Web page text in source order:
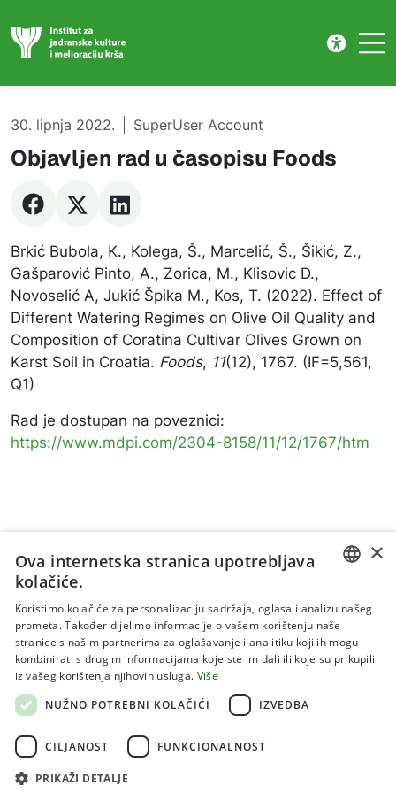
30. lipnja 2022. SuperUser Account
Objavljen rad u časopisu Foods
Brkić Bubola, K., Kolega, Š., Marcelić, Š., Šikić, Z.,
Gašparović Pinto, A., Zorica, M., Klisovic D.,
Novoselić A, Jukić Špika M., Kos, T. (2022). Effect of
Different Watering Regimes on Olive Oil Quality and
Composition of Coratina Cultivar Olives Grown on
Karst Soil in Croatia. Foods, 11(12), 1767. (IF=5,561,
Q1)
Rad je dostupan na poveznici:
https://www.mdpi.com/2304-8158/11/12/1767/htm
Uvjeti korištenja
Politika privatnosti
Kolačići
ENGLISH
×
Ova internetska stranica upotrebljava
kolačiće.
Koristimo kolačiće za personalizaciju sadržaja, oglasa i analizu našeg
prometa. Također dijelimo informacije o vašem korištenju naše
stranice s našim partnerima za oglašavanje i analitiku koji ih mogu
kombinirati s drugim informacijama koje ste im dali ili koje su prikupili
iz vašeg korištenja njihovih usluga. Više
NUŽNO POTREBNI KOLAČIĆI
IZVEDBA
CILJANOST FUNKCIONALNOST
PRIKAŽI DETALJE